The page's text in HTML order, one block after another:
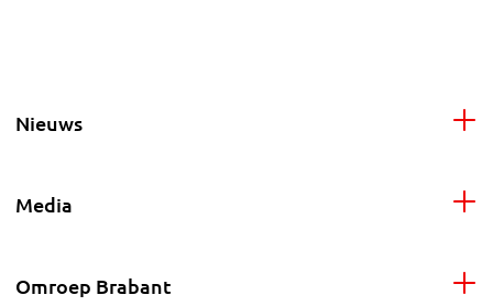
Nieuws
Media
Omroep Brabant